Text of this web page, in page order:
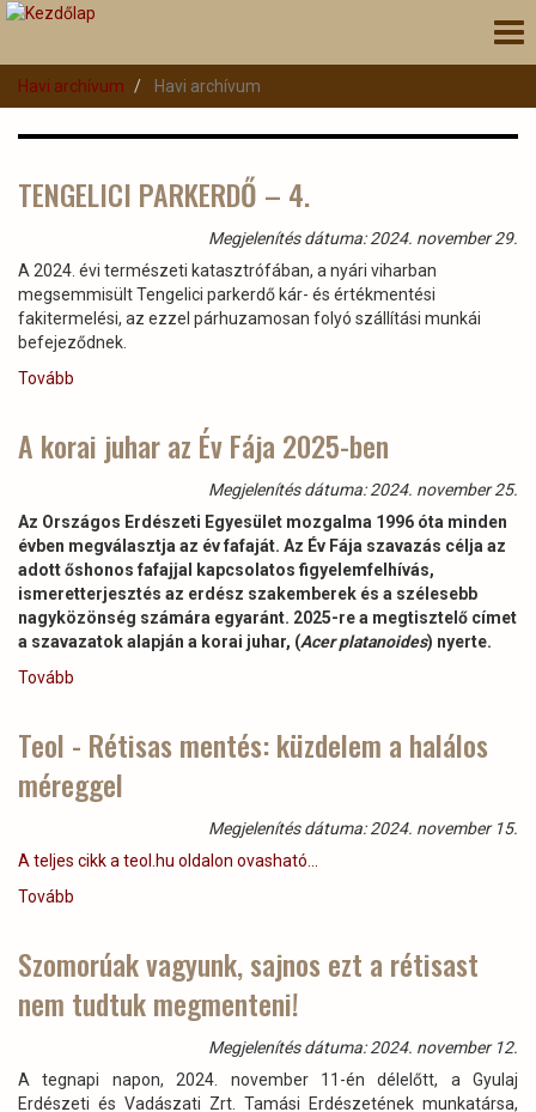
Ugrás
Havi archívum
Havi archívum
TENGELICI PARKERDŐ – 4.
Megjelenítés dátuma: 2024. november 29.
A 2024. évi természeti katasztrófában, a nyári viharban
megsemmisült Tengelici parkerdő kár- és értékmentési
fakitermelési, az ezzel párhuzamosan folyó szállítási munkái
befejeződnek.
Tovább
4.)
A korai juhar az Év Fája 2025-ben
Megjelenítés dátuma: 2024. november 25.
Az Országos Erdészeti Egyesület mozgalma 1996 óta minden
évben megválasztja az év fafaját. Az Év Fája szavazás célja az
adott őshonos fafajjal kapcsolatos figyelemfelhívás,
ismeretterjesztés az erdész szakemberek és a szélesebb
nagyközönség számára egyaránt. 2025-re a megtisztelő címet
a szavazatok alapján a korai juhar, (Acer platanoides) nyerte.
Tovább
az
Fája
Teol - Rétisas mentés: küzdelem a halálos
méreggel
Megjelenítés dátuma: 2024. november 15.
A teljes cikk a teol.hu oldalon ovasható...
Tovább
mentés:
küzdelem
a
Szomorúak vagyunk, sajnos ezt a rétisast
nem tudtuk megmenteni!
Megjelenítés dátuma: 2024. november 12.
A tegnapi napon, 2024. november 11-én délelőtt, a Gyulaj
Erdészeti és Vadászati Zrt. Tamási Erdészetének munkatársa,